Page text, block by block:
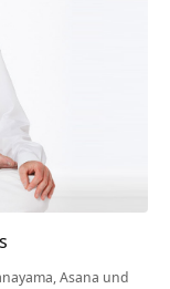
Asana und